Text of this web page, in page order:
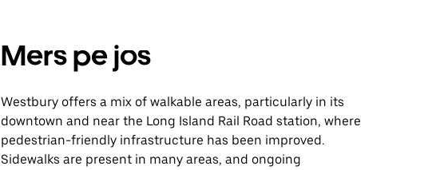
Mers pe jos
Westbury offers a mix of walkable areas, particularly in its
downtown and near the Long Island Rail Road station, where
pedestrian-friendly infrastructure has been improved.
Sidewalks are present in many areas, and ongoing